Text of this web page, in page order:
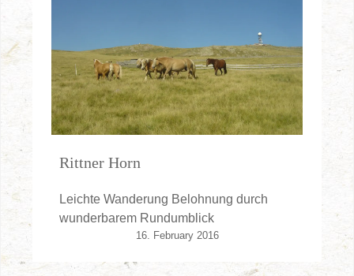
Rittner Horn
Leichte Wanderung Belohnung durch
wunderbarem Rundumblick
16. February 2016